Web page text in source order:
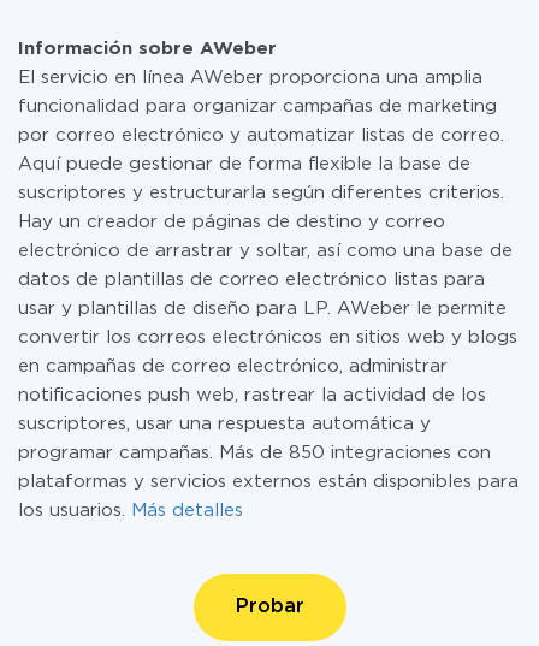
Información sobre AWeber
El servicio en línea AWeber proporciona una amplia
funcionalidad para organizar campañas de marketing
por correo electrónico y automatizar listas de correo.
Aquí puede gestionar de forma flexible la base de
suscriptores y estructurarla según diferentes criterios.
Hay un creador de páginas de destino y correo
electrónico de arrastrar y soltar, así como una base de
datos de plantillas de correo electrónico listas para
usar y plantillas de diseño para LP. AWeber le permite
convertir los correos electrónicos en sitios web y blogs
en campañas de correo electrónico, administrar
notificaciones push web, rastrear la actividad de los
suscriptores, usar una respuesta automática y
programar campañas. Más de 850 integraciones con
plataformas y servicios externos están disponibles para
los usuarios.
Más detalles
Probar